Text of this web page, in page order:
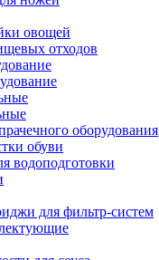
овощей
отходов
оборудования
обуви
водоподготовки
для фильтр-систем